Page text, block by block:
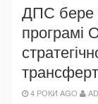
ДПС бере
4 РОКИ AGO